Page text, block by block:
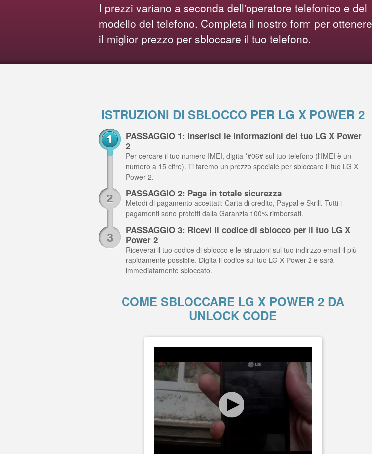
I prezzi variano a seconda dell'operatore telefonico e del
modello del telefono. Completa il nostro form per ottenere
il miglior prezzo per sbloccare il tuo telefono.
ISTRUZIONI DI SBLOCCO PER LG X POWER 2
PASSAGGIO 1: Inserisci le informazioni del tuo LG X Power
2
Per cercare il tuo numero IMEI, digita *#06# sul tuo telefono (l'IMEI è un
numero a 15 cifre). Ti faremo un prezzo speciale per sbloccare il tuo LG X
Power 2.
PASSAGGIO 2: Paga in totale sicurezza
Metodi di pagamento accettati: Carta di credito, Paypal e Skrill. Tutti i
pagamenti sono protetti dalla Garanzia 100% rimborsati.
PASSAGGIO 3: Ricevi il codice di sblocco per il tuo LG X
Power 2
Riceverai il tuo codice di sblocco e le istruzioni sul tuo indirizzo email il più
rapidamente possibile. Digita il codice sul tuo LG X Power 2 e sarà
immediatamente sbloccato.
COME SBLOCCARE LG X POWER 2 DA
UNLOCK CODE